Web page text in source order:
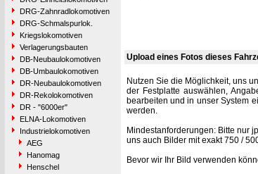
DRG-Zahnradlokomotiven
DRG-Schmalspurlok.
Kriegslokomotiven
Verlagerungsbauten
DB-Neubaulokomotiven
DB-Umbaulokomotiven
DR-Neubaulokomotiven
DR-Rekolokomotiven
DR - "6000er"
ELNA-Lokomotiven
Industrielokomotiven
AEG
Hanomag
Henschel
Upload eines Fotos dieses
Nutzen Sie die Möglichkeit, uns
der Festplatte auswählen,
bearbeiten und in unser System
werden.
Mindestanforderungen: Bitte nur
uns auch Bilder mit exakt 750 /
Bevor wir Ihr Bild verwenden